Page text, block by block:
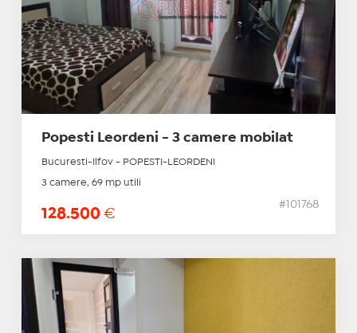
Popesti Leordeni - 3 camere mobilat
Bucuresti-Ilfov - POPESTI-LEORDENI
3 camere, 69 mp utili
128.500 €
#101768